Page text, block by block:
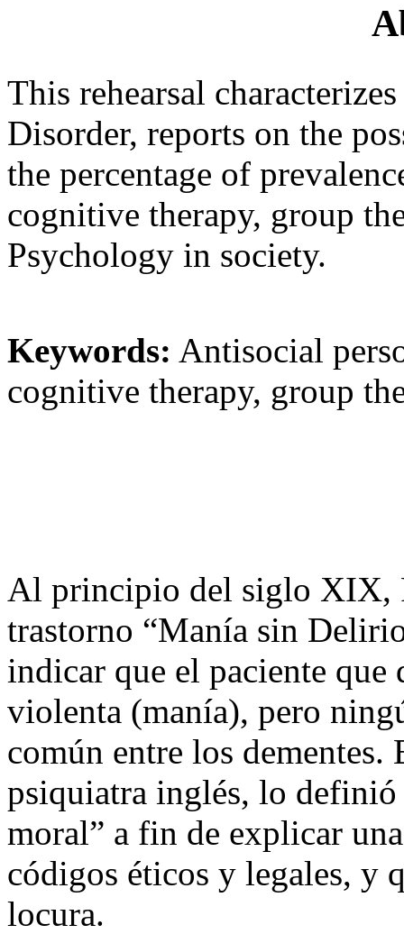
This rehearsal
Disorder, reports on the
the percentage of
cognitive therapy, group
Psychology in society.
Keywords: Antisocial
cognitive therapy, group
Al principio del siglo XIX,
trastorno “Manía sin
indicar que el paciente que
violenta (manía), pero
común entre los dementes.
psiquiatra inglés, lo
moral” a fin de explicar
códigos éticos y legales, y
locura.